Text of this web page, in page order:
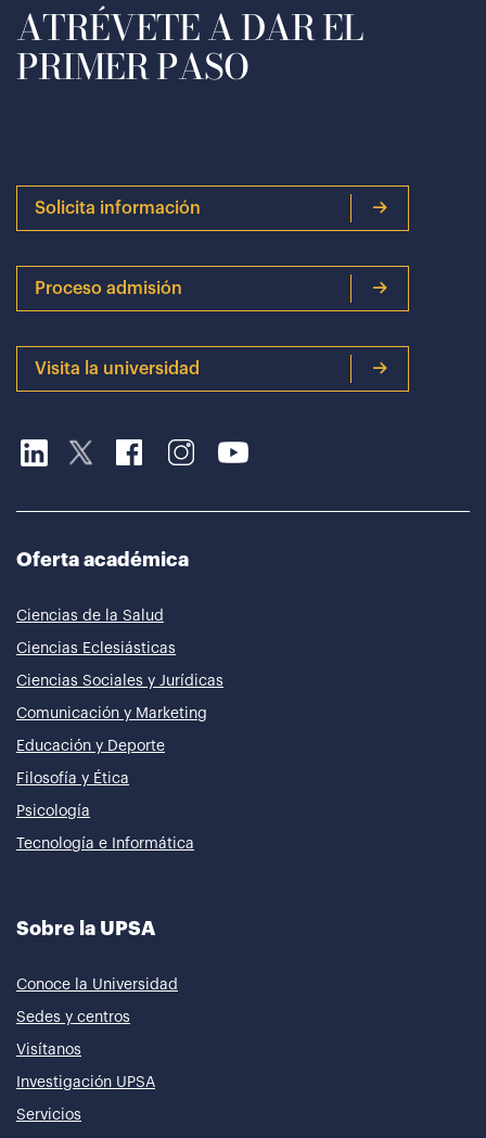
ATRÉVETE A DAR EL
PRIMER PASO
Solicita información
Proceso admisión
Visita la universidad
Oferta académica
Ciencias de la Salud
Ciencias Eclesiásticas
Ciencias Sociales y Jurídicas
Comunicación y Marketing
Educación y Deporte
Filosofía y Ética
Psicología
Tecnología e Informática
Sobre la UPSA
Conoce la Universidad
Sedes y centros
Visítanos
Investigación UPSA
Servicios